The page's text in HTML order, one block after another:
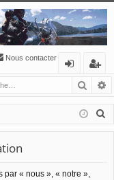
Nous contacter
n
ne
o
’e
nr
eg
par « nous », « notre »,